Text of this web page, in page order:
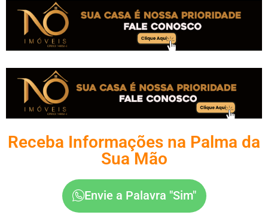
Receba Informações na Palma da
Sua Mão
Envie a Palavra "Sim"